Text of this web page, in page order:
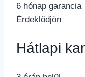
6 hónap garancia
Érdeklődjön
Hátlapi